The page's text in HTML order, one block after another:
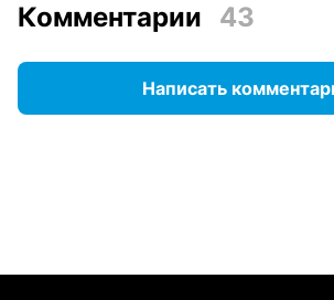
Комментарии 43
Написать